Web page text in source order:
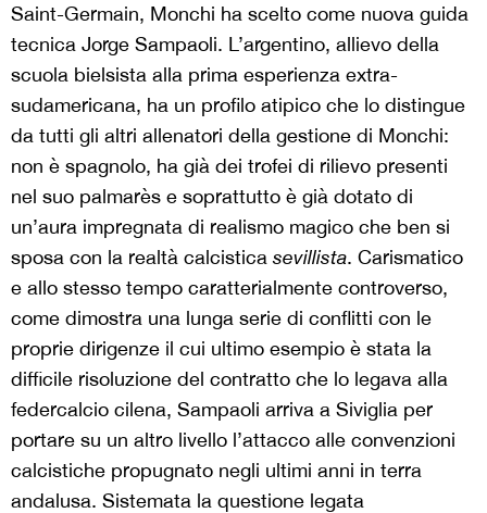
Saint-Germain, Monchi ha scelto come nuova guida
tecnica Jorge Sampaoli. L’argentino, allievo della
scuola bielsista alla prima esperienza extra-
sudamericana, ha un profilo atipico che lo distingue
da tutti gli altri allenatori della gestione di Monchi:
non è spagnolo, ha già dei trofei di rilievo presenti
nel suo palmarès e soprattutto è già dotato di
un’aura impregnata di realismo magico che ben si
sposa con la realtà calcistica sevillista. Carismatico
e allo stesso tempo caratterialmente controverso,
come dimostra una lunga serie di conflitti con le
proprie dirigenze il cui ultimo esempio è stata la
difficile risoluzione del contratto che lo legava alla
federcalcio cilena, Sampaoli arriva a Siviglia per
portare su un altro livello l’attacco alle convenzioni
calcistiche propugnato negli ultimi anni in terra
andalusa. Sistemata la questione legata